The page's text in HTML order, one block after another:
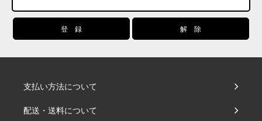
支払い方法について
配送・送料について